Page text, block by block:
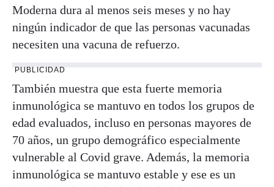
Moderna dura al menos seis meses y no hay
ningún indicador de que las personas vacunadas
necesiten una vacuna de refuerzo.
PUBLICIDAD
También muestra que esta fuerte memoria
inmunológica se mantuvo en todos los grupos de
edad evaluados, incluso en personas mayores de
70 años, un grupo demográfico especialmente
vulnerable al Covid grave. Además, la memoria
inmunológica se mantuvo estable y ese es un